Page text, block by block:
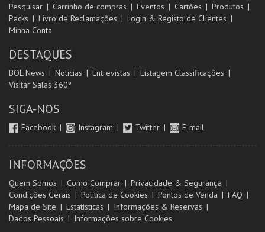
Pesquisar Carrinho de compras Eventos Cartões
Produtos
Packs
Livro de Reclamações
Login & Registo de Clientes
Minha Conta
DESTAQUES
BOL News Noticias Entrevistas
Listagem Classificações
Visitar Salas 360º
SIGA-NOS
Facebook Instagram Twitter E-mail
INFORMAÇÕES
Quem Somos Como Comprar
Privacidade & Segurança
Condições Gerais
Política de Cookies Pontos de Venda
FAQ
Mapa de Site
Estatísticas
Informações & Reservas
Dados Pessoais
Informações sobre Cookies